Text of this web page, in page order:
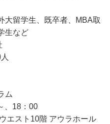
大留学生、既卒者、MBA取
生など
ム
、18：00
エスト10階 アウラホール